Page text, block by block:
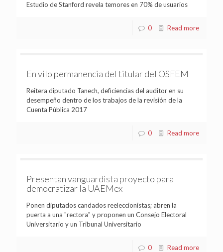
Estudio de Stanford revela temores en 70% de usuarios
0 Read more
En vilo permanencia del titular del OSFEM
Reitera diputado Tanech, deficiencias del auditor en su
desempeño dentro de los trabajos de la revisión de la
Cuenta Pública 2017
0 Read more
Presentan vanguardista proyecto para
democratizar la UAEMex
Ponen diputados candados reeleccionistas; abren la
puerta a una "rectora" y proponen un Consejo Electoral
Universitario y un Tribunal Universitario
0 Read more